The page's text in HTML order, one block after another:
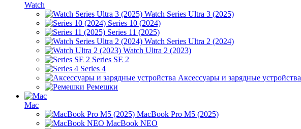
Watch
Watch Series Ultra 3 (2025)
Series 10 (2024)
Series 11 (2025)
Watch Series Ultra 2 (2024)
Watch Ultra 2 (2023)
Series SE 2
Series 4
Аксессуары и зарядные устройства
Ремешки
Mac
MacBook Pro M5 (2025)
MacBook NEO